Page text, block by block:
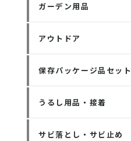
ガーデン用品
アウトドア
保存パッケージ品セット
うるし用品・接着
サビ落とし・サビ止め